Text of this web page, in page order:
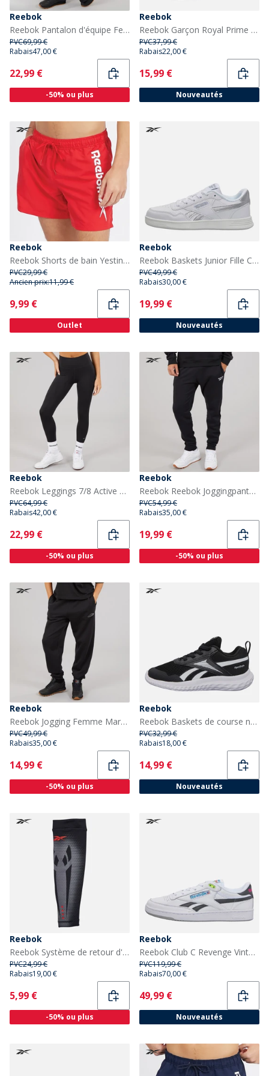
Reebok
Reebok Pantalon d'équipe Femme Noir
PVC69,99 €
Rabais47,00 €
Current
22,99 €
-50% ou plus
Reebok
Reebok Garçon Royal Prime 2.0 Baskets Noir/Gris/Blanc
PVC37,99 €
Rabais22,00 €
Current
15,99 €
Nouveautés
Reebok
Reebok Shorts de bain Yestin Homme Rouge/Blanc
PVC29,99 €
Ancien prix:11,99 €
Current
9,99 €
Outlet
Reebok
Reebok Baskets Junior Fille Court Advance Blanc/Blanc/Silver Metallic
PVC49,99 €
Rabais30,00 €
Current
19,99 €
Nouveautés
Reebok
Reebok Leggings 7/8 Active Collective Dreamblend Femme Noir
PVC64,99 €
Rabais42,00 €
Current
22,99 €
-50% ou plus
Reebok
Reebok Reebok Joggingpants en molleton avec petit logo Homme Noir
PVC54,99 €
Rabais35,00 €
Current
19,99 €
-50% ou plus
Reebok
Reebok Jogging Femme Marque Identity Energy Fier Noir
PVC49,99 €
Rabais35,00 €
Current
14,99 €
-50% ou plus
Reebok
Reebok Baskets de course neutres Enfant Rush Runner 5 à Lacets élastiques Noir/Noir/Blanc
PVC32,99 €
Rabais18,00 €
Current
14,99 €
Nouveautés
Reebok
Reebok Système de retour d'énergie homme, manches performance Noir/Gris
PVC24,99 €
Rabais19,00 €
Current
5,99 €
-50% ou plus
Reebok
Reebok Club C Revenge Vintage '90s Tennis' Baskets Blanc/Blanc/Noir
PVC119,99 €
Rabais70,00 €
Current
49,99 €
Nouveautés